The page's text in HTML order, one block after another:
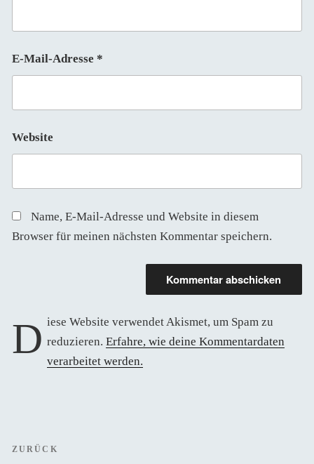
E-Mail-Adresse *
Website
Name, E-Mail-Adresse und Website in diesem
Browser für meinen nächsten Kommentar speichern.
Diese Website verwendet Akismet, um Spam zu reduzieren.Erfahre, wie deine Kommentardaten
verarbeitet werden.
Beitragsnavigation
Vorheriger
ZURÜCK